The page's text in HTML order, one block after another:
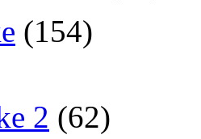
(154)
2 (62)